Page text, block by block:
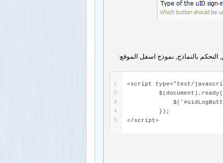
بالنماذج, نموذج اسفل الموقع:
<script type="text/
});
</script>
1
2
3
4
5